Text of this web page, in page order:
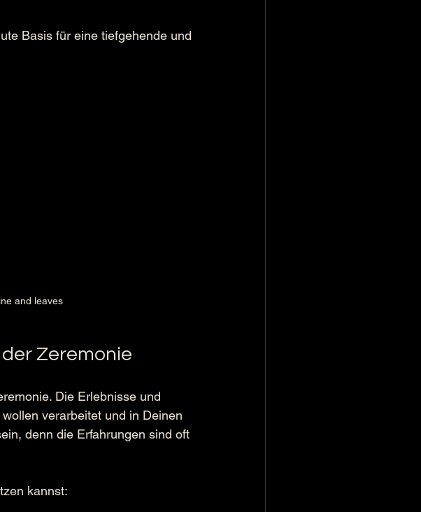
Basis für eine tiefgehende und
and leaves
Zeremonie
Die Erlebnisse und
verarbeitet und in Deinen
denn die Erfahrungen sind oft
kannst: